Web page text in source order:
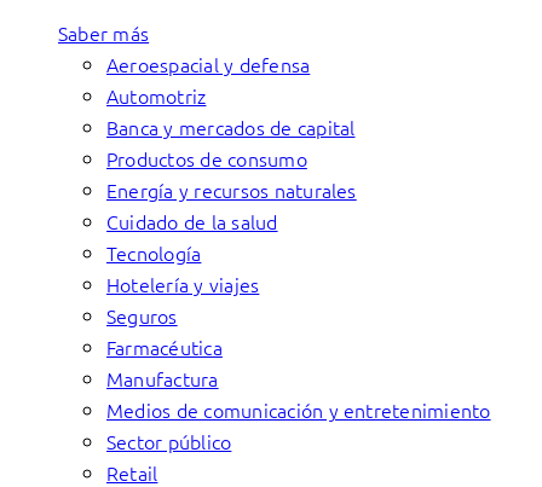
Saber más
Aeroespacial y defensa
Automotriz
Banca y mercados de capital
Productos de consumo
Energía y recursos naturales
Cuidado de la salud
Tecnología
Hotelería y viajes
Seguros
Farmacéutica
Manufactura
Medios de comunicación y entretenimiento
Sector público
Retail